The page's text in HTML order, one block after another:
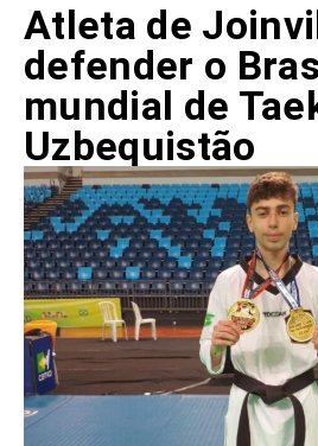
Atleta de
defender o
mundial de
Uzbequistão